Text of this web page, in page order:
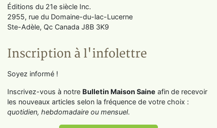
Éditions du 21e siècle Inc.
2955, rue du Domaine-du-lac-Lucerne
Ste-Adèle, Qc Canada J8B 3K9
Inscription à l'infolettre
Soyez informé !
Inscrivez-vous à notre Bulletin Maison Saine afin de recevoir
les nouveaux articles selon la fréquence de votre choix :
quotidien, hebdomadaire ou mensuel.